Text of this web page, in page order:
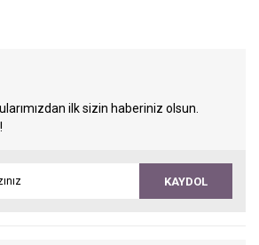
ilk sizin haberiniz olsun.
KAYDOL